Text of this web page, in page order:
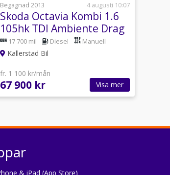
Begagnad 2013
4 augusti 10:07
Skoda Octavia Kombi 1.6
105hk TDI Ambiente Drag
17 700 mil Diesel Manuell
Kallerstad Bil
fr. 1 100 kr/mån
67 900 kr Visa mer
& iPad (App Store)